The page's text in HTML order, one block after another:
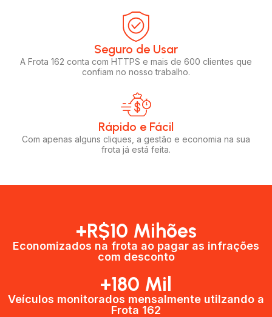
Seguro de Usar​
A Frota 162 conta com HTTPS e mais de 600 clientes que
confiam no nosso trabalho.
Rápido e Fácil​
Com apenas alguns cliques, a gestão e economia na sua
frota já está feita.
+R$10 Mihões
Economizados na frota ao pagar as infrações
com desconto
+180 Mil
Veículos monitorados mensalmente utilzando a
Frota 162